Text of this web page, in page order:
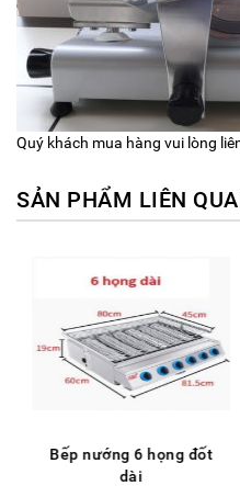
Quý khách mua hàng vui lòng
SẢN PHẨM LIÊN
Bếp nướng 6 họng đốt
dài